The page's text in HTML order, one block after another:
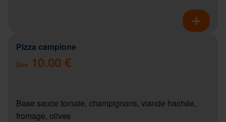
Pizza campione
Dès 10.00 €
Base sauce tomate, champignons, viande hachée,
fromage, olives